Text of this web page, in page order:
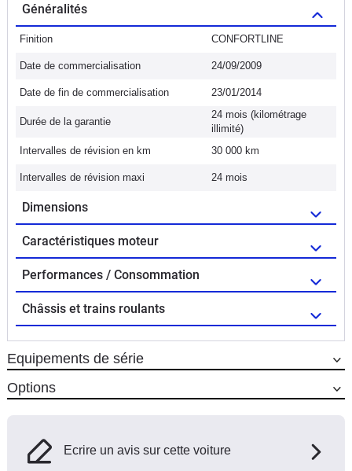
Généralités
Finition CONFORTLINE
Date de commercialisation 24/09/2009
Date de fin de commercialisation 23/01/2014
Durée de la garantie
24 mois (kilométrage
illimité)
Intervalles de révision en km
30 000 km
Intervalles de révision maxi 24 mois
Dimensions
Caractéristiques moteur
Performances / Consommation
Châssis et trains roulants
Equipements de série
Options
Ecrire un avis sur cette voiture